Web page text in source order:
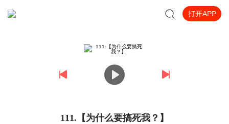
打开APP
111.【为什么要搞死我？】